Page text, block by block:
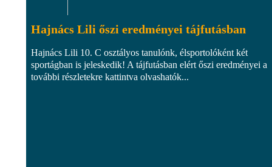
Hajnács Lili őszi eredményei tájfutásban
Hajnács Lili 10. C osztályos tanulónk, élsportolóként két
sportágban is jeleskedik! A tájfutásban elért őszi eredményei a
további részletekre kattintva olvashatók...